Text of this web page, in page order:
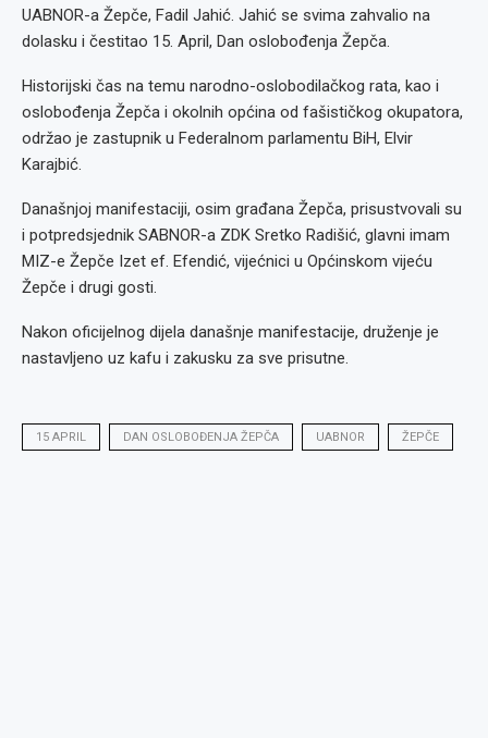
UABNOR-a Žepče, Fadil Jahić. Jahić se svima zahvalio na
dolasku i čestitao 15. April, Dan oslobođenja Žepča.
Historijski čas na temu narodno-oslobodilačkog rata, kao i
oslobođenja Žepča i okolnih općina od fašističkog okupatora,
održao je zastupnik u Federalnom parlamentu BiH, Elvir
Karajbić.
Današnjoj manifestaciji, osim građana Žepča, prisustvovali su
i potpredsjednik SABNOR-a ZDK Sretko Radišić, glavni imam
MIZ-e Žepče Izet ef. Efendić, vijećnici u Općinskom vijeću
Žepče i drugi gosti.
Nakon oficijelnog dijela današnje manifestacije, druženje je
nastavljeno uz kafu i zakusku za sve prisutne.
15 APRIL DAN OSLOBOĐENJA ŽEPČA UABNOR ŽEPČE